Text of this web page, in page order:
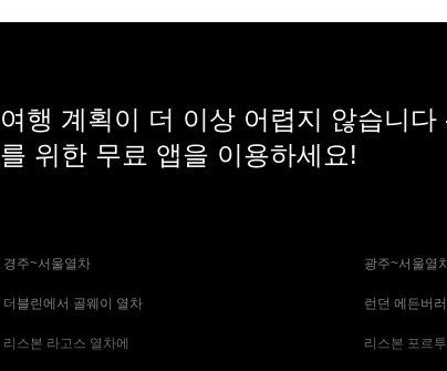
여행 계획이 더 이상 어렵지 않습니다
를 위한 무료 앱을 이용하세요!
경주~서울열차 광주~서울열
더블린에서 골웨이 열차 런던 에든버
리스본 라고스 열차에 리스본 포르